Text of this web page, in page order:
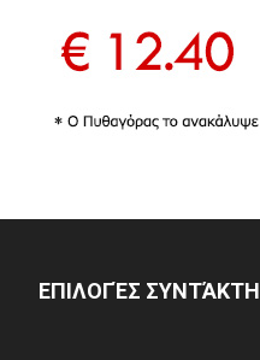
ΕΠΙΛΟΓΈΣ ΣΥΝΤΆΚΤΗ